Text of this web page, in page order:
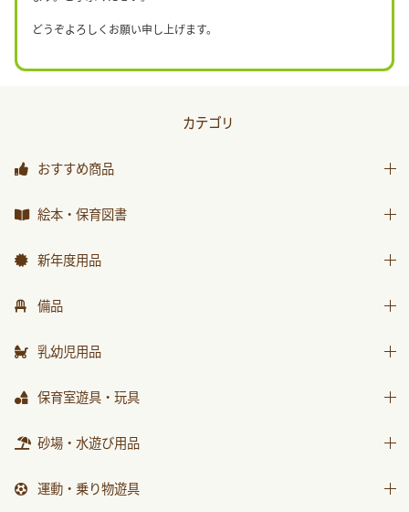
どうぞよろしくお願い申し上げます。
カテゴリ
おすすめ商品
おすすめ商品
絵本・保育図書
絵本
月刊絵本 バックナンバー
おはなしチャイルド
ﾁｬｲﾙﾄﾞﾌﾞｯｸ ｱｯﾌﾟﾙ傑作選
もこちゃんチャイルド
新年度用品
出席帳・シール
ワーク
画帳・おもいで
各種用紙・証書
備品
椅子
収納用品
環境備品
乳幼児用品
乳幼児備品
保育室遊具・玩具
ままごと
知育玩具
砂場・水遊び用品
砂場用品
運動・乗り物遊具